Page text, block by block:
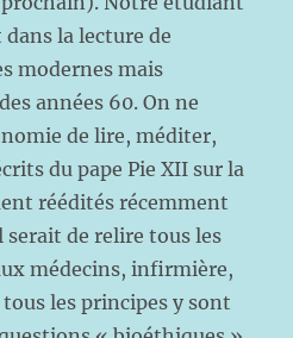
la lecture de
modernes mais
années 60. On ne
de lire, méditer,
du pape Pie XII sur la
réédités récemment
serait de relire tous les
médecins, infirmière,
les principes y sont